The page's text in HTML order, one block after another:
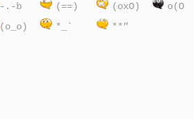
-.-b (==) (oxO)
o(O
(o_o) *_` **"